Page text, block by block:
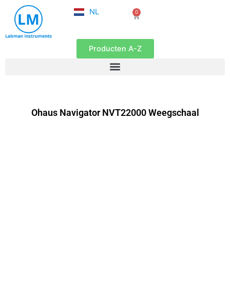
naar
NL
EN
0
Winkelwagen
Producten A-Z
Ohaus Navigator NVT22000 Weegschaal